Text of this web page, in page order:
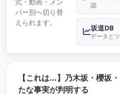
バー別へ切り替
えられます。
認
坂道DB
データと
【これは...】乃木坂・櫻坂
たな事実が判明する